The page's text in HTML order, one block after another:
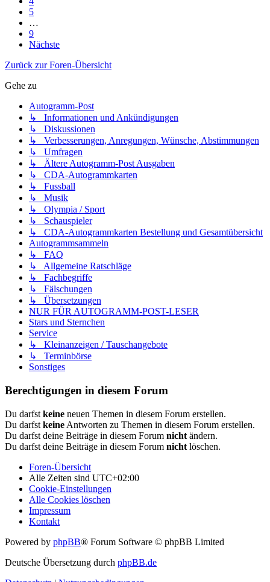
5
…
9
Nächste
Zurück zur Foren-Übersicht
Gehe zu
Autogramm-Post
↳ Informationen und Ankündigungen
↳ Diskussionen
↳ Verbesserungen, Anregungen, Wünsche, Abstimmungen
↳ Umfragen
↳ Ältere Autogramm-Post Ausgaben
↳ CDA-Autogrammkarten
↳ Fussball
↳ Musik
↳ Olympia / Sport
↳ Schauspieler
↳ CDA-Autogrammkarten Bestellung und Gesamtübersicht
Autogrammsammeln
↳ FAQ
↳ Allgemeine Ratschläge
↳ Fachbegriffe
↳ Fälschungen
↳ Übersetzungen
NUR FÜR AUTOGRAMM-POST-LESER
Stars und Sternchen
Service
↳ Kleinanzeigen / Tauschangebote
↳ Terminbörse
Sonstiges
Berechtigungen in diesem Forum
Du darfst keine neuen Themen in diesem Forum erstellen.
Du darfst keine Antworten zu Themen in diesem Forum erstellen.
Du darfst deine Beiträge in diesem Forum nicht ändern.
Du darfst deine Beiträge in diesem Forum nicht löschen.
Foren-Übersicht
Alle Zeiten sind UTC+02:00
Cookie-Einstellungen
Alle Cookies löschen
Impressum
Kontakt
Powered by phpBB® Forum Software © phpBB Limited
Deutsche Übersetzung durch phpBB.de